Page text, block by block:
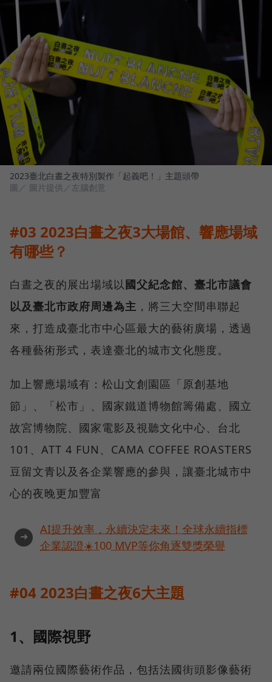
2023臺北白晝之夜特別製作「起義吧！」主題頭帶
圖／ 圖片提供／左腦創意
#03 2023白晝之夜3大場館、響應場域
有哪些？
白晝之夜的展出場域以國父紀念館、臺北市議會
以及臺北市政府周邊為主 ，將三大空間串聯起
來，打造成臺北市中心區最大的藝術廣場，透過
各種藝術形式，表達臺北的城市文化態度。
加上響應場域有：松山文創園區「原創基地
節」、「松市」、國家鐵道博物館籌備處、國立
故宮博物院、國家電影及視聽文化中心、台北
101、ATT 4 FUN、CAMA COFFEE ROASTERS
豆留文青以及各企業響應的參與，讓臺北城市中
心的夜晚更加豐富
➜
AI提升效率，永續決定未來！全球永續指標
企業認證☀️100 MVP等你角逐雙獎榮譽
#04 2023白晝之夜6大主題
1、國際視野
邀請兩位國際藝術作品，包括法國街頭影像藝術